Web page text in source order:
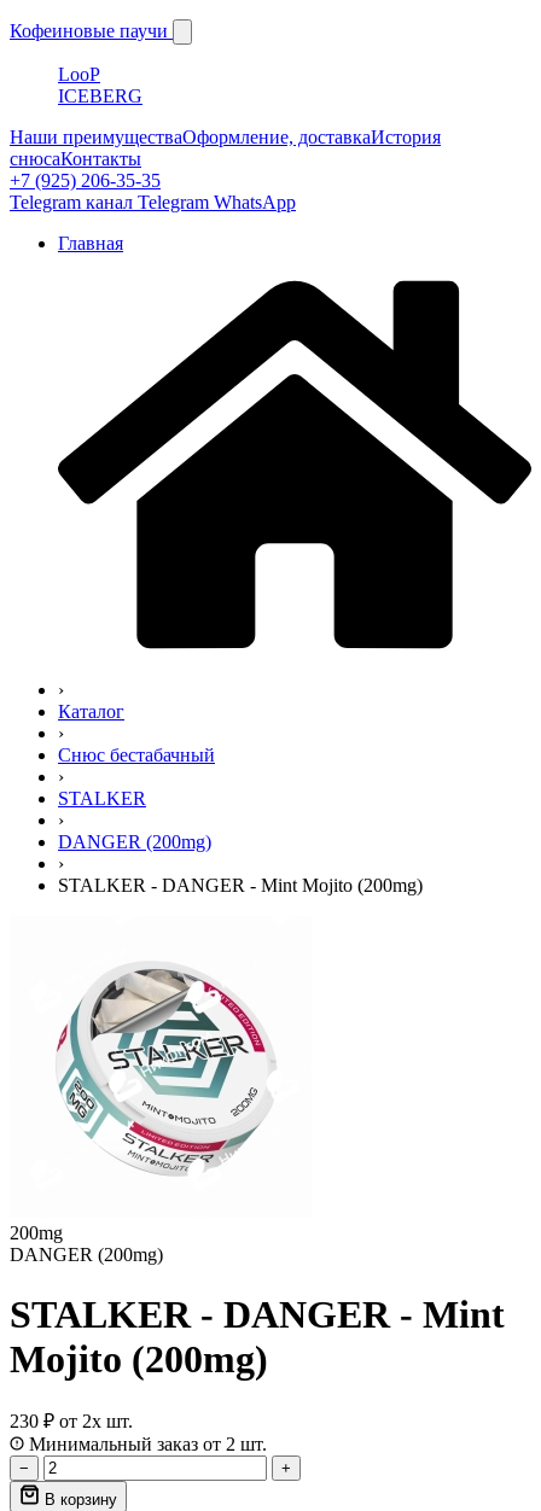
Кофеиновые паучи
LooP
ICEBERG
Наши преимуществаОформление, доставкаИстория
снюсаКонтакты
+7 (925) 206-35-35
Telegram канал Telegram WhatsApp
Главная
›
Каталог
›
Снюс бестабачный
›
STALKER
›
DANGER (200mg)
›
STALKER - DANGER - Mint Mojito (200mg)
200mg
DANGER (200mg)
STALKER - DANGER - Mint
Mojito (200mg)
230 ₽ от 2х шт.
Минимальный заказ от 2 шт.
−
+
В корзину